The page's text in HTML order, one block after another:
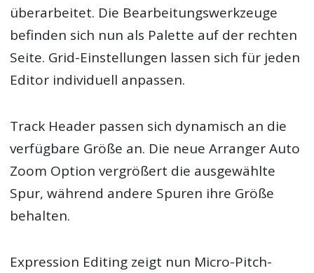
überarbeitet. Die Bearbeitungswerkzeuge
befinden sich nun als Palette auf der rechten
Seite. Grid-Einstellungen lassen sich für jeden
Editor individuell anpassen.
Track Header passen sich dynamisch an die
verfügbare Größe an. Die neue Arranger Auto
Zoom Option vergrößert die ausgewählte
Spur, während andere Spuren ihre Größe
behalten.
Expression Editing zeigt nun Micro-Pitch-